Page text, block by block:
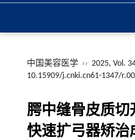
中国美容医学 ›› 2025, Vol.
10.15909/j.cnki.cn61-1347/
腭中缝骨皮质切
快速扩弓器矫治